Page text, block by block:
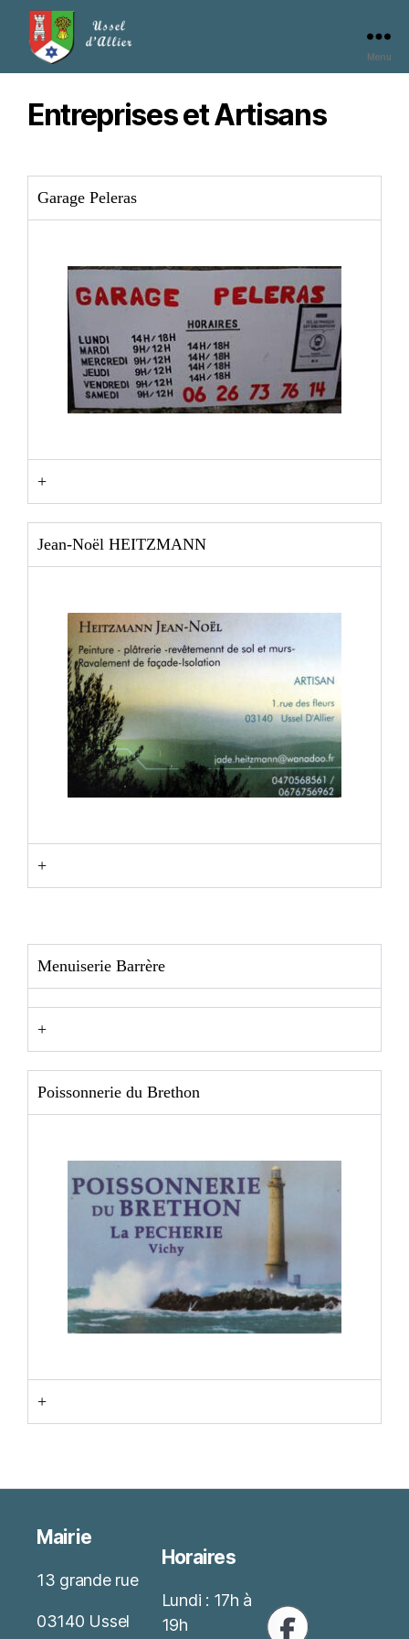
Menu
Entreprises et Artisans
Garage Peleras
+
Jean-Noël HEITZMANN
+
Menuiserie Barrère
+
Poissonnerie du Brethon
+
Mairie
13 grande rue
03140 Ussel
Horaires
Lundi : 17h à
19h